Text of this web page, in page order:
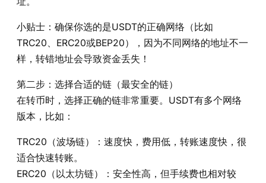
小贴士：确保你选的是USDT的正确网络（比如
TRC20、ERC20或BEP20），因为不同网络的地址不一
样，转错地址会导致资金丢失！
第二步：选择合适的链（最安全的链）
在转币时，选择正确的链非常重要。USDT有多个网络
版本，比如：
TRC20（波场链）：速度快，费用低，转账速度快，很
适合快速转账。
ERC20（以太坊链）：安全性高，但手续费也相对较